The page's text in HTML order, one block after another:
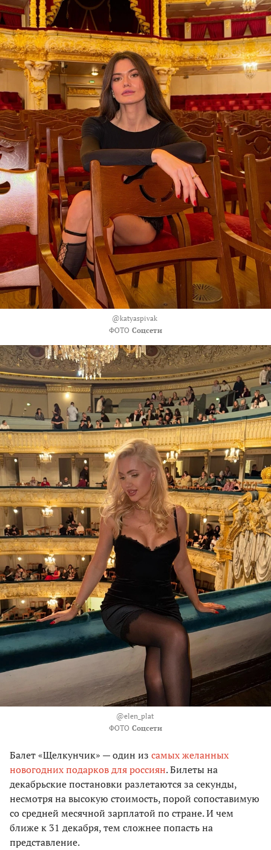
@katyaspivak
ФОТО Соцсети
@elen_plat
ФОТО Соцсети
Балет «Щелкунчик» — один из самых желанных
новогодних подарков для россиян. Билеты на
декабрьские постановки разлетаются за секунды,
несмотря на высокую стоимость, порой сопоставимую
со средней месячной зарплатой по стране. И чем
ближе к 31 декабря, тем сложнее попасть на
представление.